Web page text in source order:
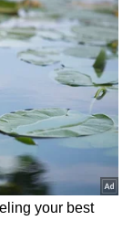
ఉంటుంది.
చేయాలి,
భార్యాభర్తల
ప్రయాణం